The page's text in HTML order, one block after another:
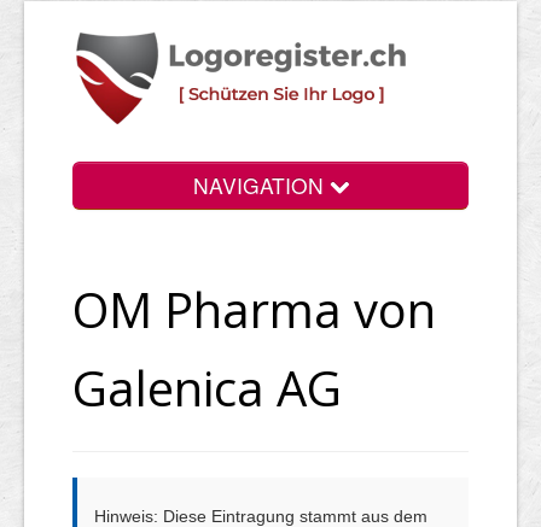
NAVIGATION
Login
Preise
OM Pharma von
Galenica AG
Hinweis: Diese Eintragung stammt aus dem